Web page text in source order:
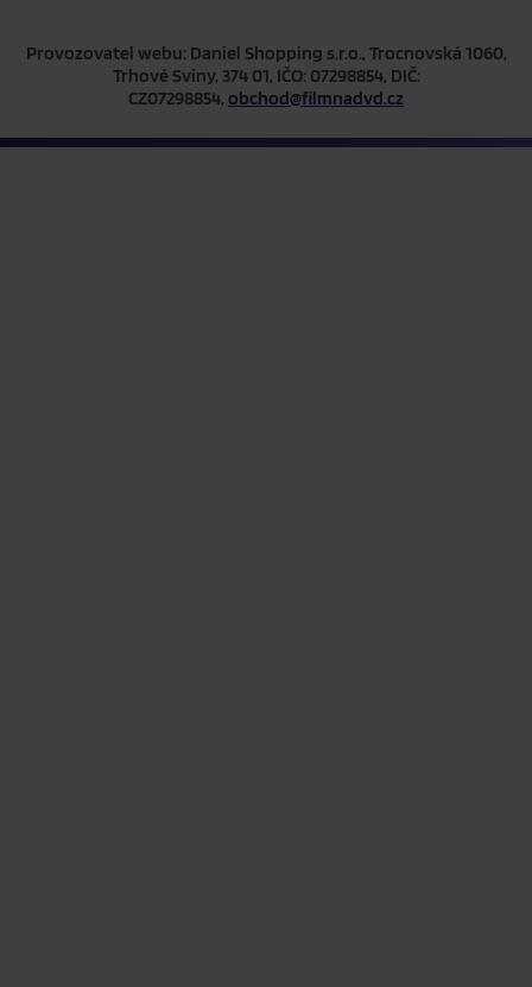
Provozovatel webu: Daniel Shopping s.r.o., Trocnovská 1060,
Trhové Sviny, 374 01, IČO: 07298854, DIČ:
CZ07298854, obchod@filmnadvd.cz